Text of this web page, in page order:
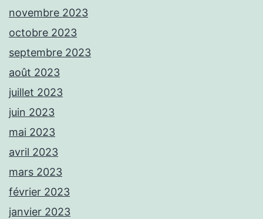
novembre 2023
octobre 2023
septembre 2023
août 2023
juillet 2023
juin 2023
mai 2023
avril 2023
mars 2023
février 2023
janvier 2023